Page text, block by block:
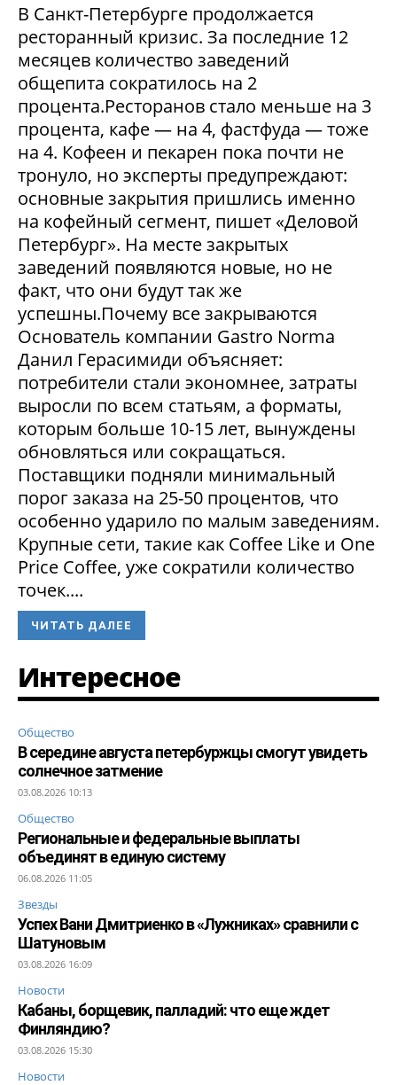
В Санкт-Петербурге продолжается
ресторанный кризис. За последние 12
месяцев количество заведений
общепита сократилось на 2
процента.Ресторанов стало меньше на 3
процента, кафе — на 4, фастфуда — тоже
на 4. Кофеен и пекарен пока почти не
тронуло, но эксперты предупреждают:
основные закрытия пришлись именно
на кофейный сегмент, пишет «Деловой
Петербург». На месте закрытых
заведений появляются новые, но не
факт, что они будут так же
успешны.Почему все закрываются
Основатель компании Gastro Norma
Данил Герасимиди объясняет:
потребители стали экономнее, затраты
выросли по всем статьям, а форматы,
которым больше 10-15 лет, вынуждены
обновляться или сокращаться.
Поставщики подняли минимальный
порог заказа на 25-50 процентов, что
особенно ударило по малым заведениям.
Крупные сети, такие как Coffee Like и One
Price Coffee, уже сократили количество
точек....
ЧИТАТЬ ДАЛЕЕ
Интересное
Общество
В середине августа петербуржцы смогут увидеть
солнечное затмение
03.08.2026 10:13
Общество
Региональные и федеральные выплаты
объединят в единую систему
06.08.2026 11:05
Звезды
Успех Вани Дмитриенко в «Лужниках» сравнили с
Шатуновым
03.08.2026 16:09
Новости
Кабаны, борщевик, палладий: что еще ждет
Финляндию?
03.08.2026 15:30
Новости